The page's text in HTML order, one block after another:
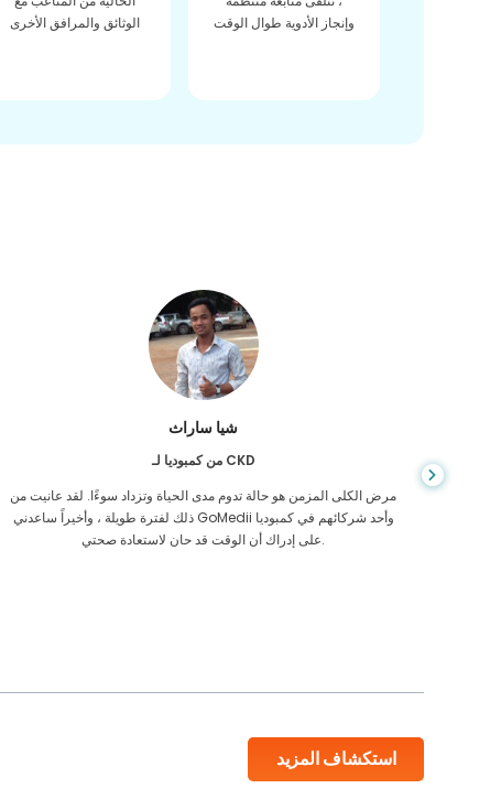
الوثائق والمرافق الأخرى
وإنجاز الأدوية طوال الوقت
شيا ساراث
من كمبوديا لـ CKD
مرض الكلى المزمن هو حالة تدوم مدى الحياة وتزداد سوءًا. لقد عانيت من
ذلك لفترة طويلة ، وأخيراً ساعدني GoMedii وأحد شركائهم في كمبوديا
على إدراك أن الوقت قد حان لاستعادة صحتي.
استكشاف المزيد